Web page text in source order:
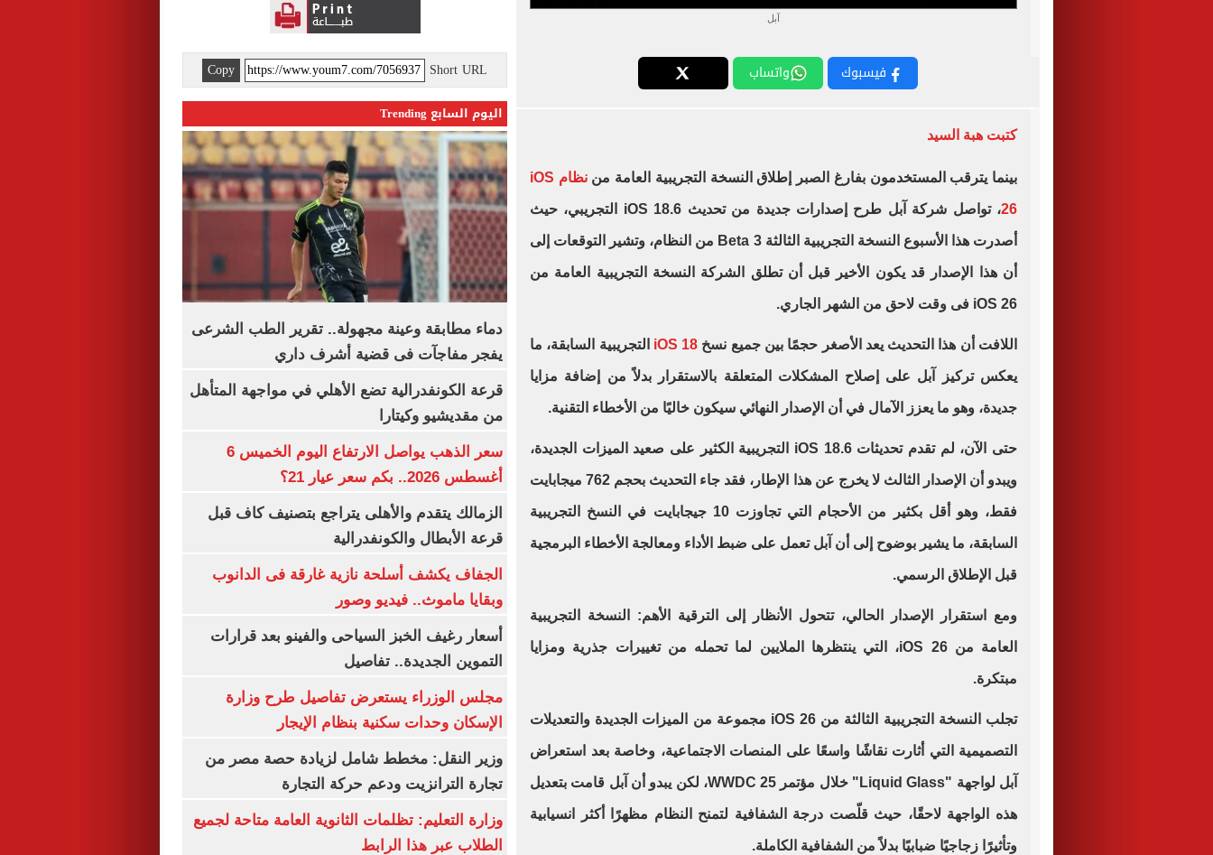
آبل
فيسبوك واتساب
كتبت هبة السيد
بينما يترقب المستخدمون بفارغ الصبر إطلاق النسخة التجريبية العامة من نظام iOS
26 ، تواصل شركة آبل طرح إصدارات جديدة من تحديث iOS 18.6 التجريبي، حيث
أصدرت هذا الأسبوع النسخة التجريبية الثالثة Beta 3 من النظام، وتشير التوقعات إلى
أن هذا الإصدار قد يكون الأخير قبل أن تطلق الشركة النسخة التجريبية العامة من
iOS 26 فى وقت لاحق من الشهر الجاري.
اللافت أن هذا التحديث يعد الأصغر حجمًا بين جميع نسخ iOS 18 التجريبية السابقة، ما
يعكس تركيز آبل على إصلاح المشكلات المتعلقة بالاستقرار بدلاً من إضافة مزايا
جديدة، وهو ما يعزز الآمال في أن الإصدار النهائي سيكون خاليًا من الأخطاء التقنية.
حتى الآن، لم تقدم تحديثات iOS 18.6 التجريبية الكثير على صعيد الميزات الجديدة،
ويبدو أن الإصدار الثالث لا يخرج عن هذا الإطار، فقد جاء التحديث بحجم 762 ميجابايت
فقط، وهو أقل بكثير من الأحجام التي تجاوزت 10 جيجابايت في النسخ التجريبية
السابقة، ما يشير بوضوح إلى أن آبل تعمل على ضبط الأداء ومعالجة الأخطاء البرمجية
قبل الإطلاق الرسمي.
ومع استقرار الإصدار الحالي، تتحول الأنظار إلى الترقية الأهم: النسخة التجريبية
العامة من iOS 26، التي ينتظرها الملايين لما تحمله من تغييرات جذرية ومزايا
مبتكرة.
تجلب النسخة التجريبية الثالثة من iOS 26 مجموعة من الميزات الجديدة والتعديلات
التصميمية التي أثارت نقاشًا واسعًا على المنصات الاجتماعية، وخاصة بعد استعراض
آبل لواجهة "Liquid Glass" خلال مؤتمر WWDC 25، لكن يبدو أن آبل قامت بتعديل
هذه الواجهة لاحقًا، حيث قلّصت درجة الشفافية لتمنح النظام مظهرًا أكثر انسيابية
وتأثيرًا زجاجيًا ضبابيًا بدلاً من الشفافية الكاملة.
Short URL
Copy
اليوم السابع Trending
دماء مطابقة وعينة مجهولة.. تقرير الطب الشرعى
يفجر مفاجآت فى قضية أشرف داري
قرعة الكونفدرالية تضع الأهلي في مواجهة المتأهل
من مقديشيو وكيتارا
سعر الذهب يواصل الارتفاع اليوم الخميس 6
أغسطس 2026.. بكم سعر عيار 21؟
الزمالك يتقدم والأهلى يتراجع بتصنيف كاف قبل
قرعة الأبطال والكونفدرالية
الجفاف يكشف أسلحة نازية غارقة فى الدانوب
وبقايا ماموث.. فيديو وصور
أسعار رغيف الخبز السياحى والفينو بعد قرارات
التموين الجديدة.. تفاصيل
مجلس الوزراء يستعرض تفاصيل طرح وزارة
الإسكان وحدات سكنية بنظام الإيجار
وزير النقل: مخطط شامل لزيادة حصة مصر من
تجارة الترانزيت ودعم حركة التجارة
وزارة التعليم: تظلمات الثانوية العامة متاحة لجميع
الطلاب عبر هذا الرابط